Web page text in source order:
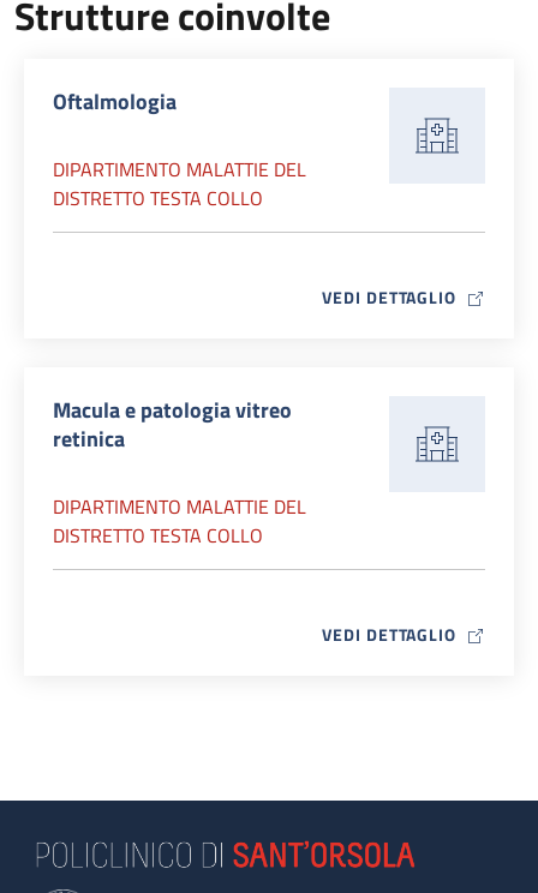
Strutture coinvolte
Oftalmologia
DIPARTIMENTO MALATTIE DEL
DISTRETTO TESTA COLLO
VEDI DETTAGLIO MAP ICON
Macula e patologia vitreo
retinica
DIPARTIMENTO MALATTIE DEL
DISTRETTO TESTA COLLO
VEDI DETTAGLIO MAP ICON